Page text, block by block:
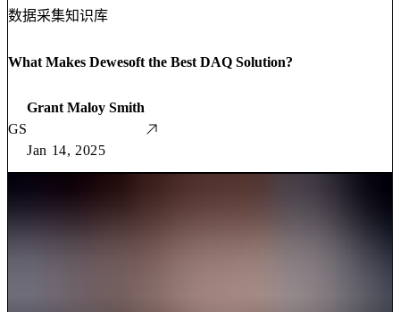
数据采集知识库
What Makes Dewesoft the Best DAQ Solution?
GS
Grant Maloy Smith
Jan 14, 2025